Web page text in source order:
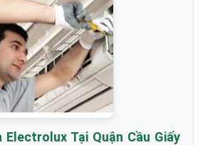
Electrolux Tại Quận Cầu Giấy